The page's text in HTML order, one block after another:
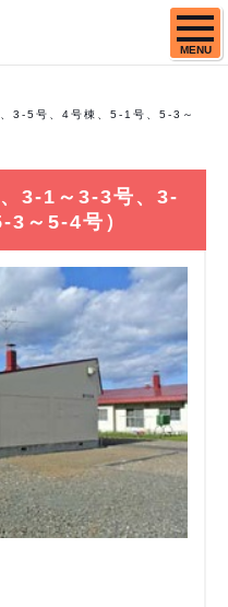
MENU
3-5号、4号棟、5-1号、5-3～
3-1～3-3号、3-
3～5-4号）